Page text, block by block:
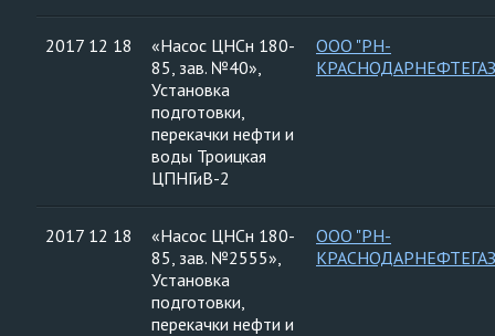
2017 12 18
«Насос ЦНСн 180-
85, зав. №40»,
Установка
подготовки,
перекачки нефти и
воды Троицкая
ЦПНГиВ-2
ООО "РН-
2017 12 18
«Насос ЦНСн 180-
85, зав. №2555»,
Установка
подготовки,
перекачки нефти и
ООО "РН-